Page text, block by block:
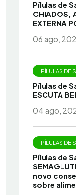
Pílulas de
CHIADOS,
EXTERNA
06 ago,
PÍLULAS DE
Pílulas de
ESCUTA
04 ago,
PÍLULAS DE
Pílulas de
novo
sobre